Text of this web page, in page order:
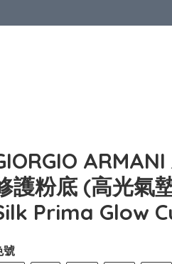
護粉底 (高光氣
Prima Glow
號